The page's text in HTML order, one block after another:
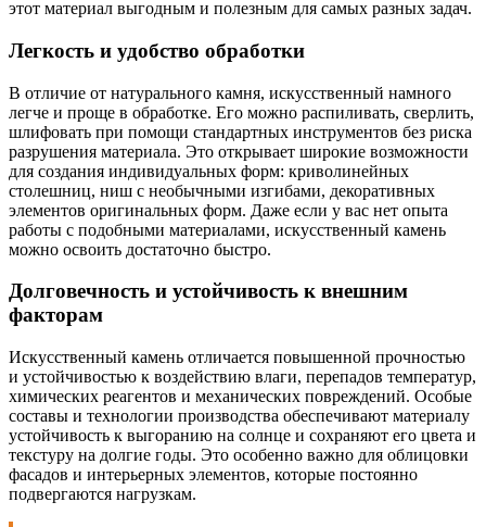
этот материал выгодным и полезным для самых разных задач.
Легкость и удобство обработки
В отличие от натурального камня, искусственный намного
легче и проще в обработке. Его можно распиливать, сверлить,
шлифовать при помощи стандартных инструментов без риска
разрушения материала. Это открывает широкие возможности
для создания индивидуальных форм: криволинейных
столешниц, ниш с необычными изгибами, декоративных
элементов оригинальных форм. Даже если у вас нет опыта
работы с подобными материалами, искусственный камень
можно освоить достаточно быстро.
Долговечность и устойчивость к внешним
факторам
Искусственный камень отличается повышенной прочностью
и устойчивостью к воздействию влаги, перепадов температур,
химических реагентов и механических повреждений. Особые
составы и технологии производства обеспечивают материалу
устойчивость к выгоранию на солнце и сохраняют его цвета и
текстуру на долгие годы. Это особенно важно для облицовки
фасадов и интерьерных элементов, которые постоянно
подвергаются нагрузкам.